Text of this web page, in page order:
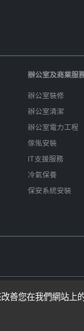
辦公室及商業服
辦公室裝修
辦公室清潔
辦公室電力工程
傢俬安裝
IT支援服務
冷氣保養
保安系統安裝
實際費用可能因項
善您在我們網站上